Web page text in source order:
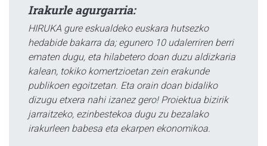
Irakurle agurgarria:
HIRUKA gure eskualdeko euskara hutsezko
hedabide bakarra da; egunero 10 udalerriren berri
ematen dugu, eta hilabetero doan duzu aldizkaria
kalean, tokiko komertzioetan zein erakunde
publikoen egoitzetan. Eta orain doan bidaliko
dizugu etxera nahi izanez gero! Proiektua bizirik
jarraitzeko, ezinbestekoa dugu zu bezalako
irakurleen babesa eta ekarpen ekonomikoa.